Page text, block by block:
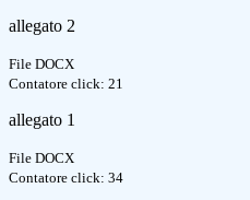
allegato 2
File DOCX
Contatore click: 21
allegato 1
File DOCX
Contatore click: 34